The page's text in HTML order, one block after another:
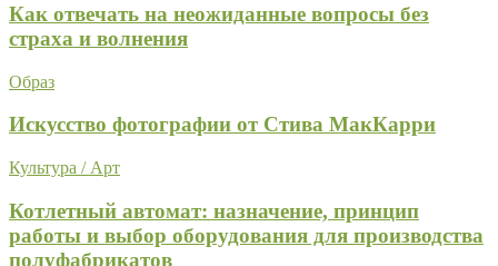
Как отвечать на неожиданные вопросы без
страха и волнения
Образ
Искусство фотографии от Стива МакКарри
Культура / Арт
Котлетный автомат: назначение, принцип
работы и выбор оборудования для производства
полуфабрикатов